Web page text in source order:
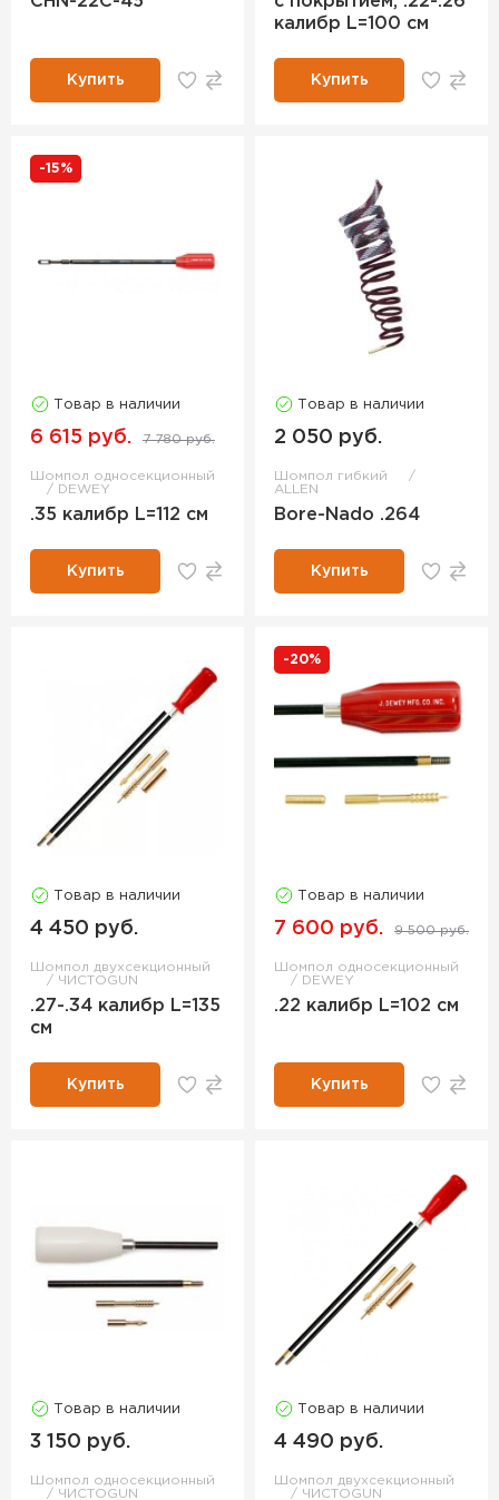
Купить
калибр L=100 см
Купить
-15%
Товар в наличии
6 615 руб. 7 780 руб.
Шомпол односекционный
DEWEY
.35 калибр L=112 см
Купить
Товар в наличии
2 050 руб.
Шомпол гибкий
ALLEN
Bore-Nado .264
Купить
Товар в наличии
4 450 руб.
Шомпол двухсекционный
ЧИСТОGUN
.27-.34 калибр L=135
см
Купить
-20%
Товар в наличии
7 600 руб. 9 500 руб.
Шомпол односекционный
DEWEY
.22 калибр L=102 см
Купить
Товар в наличии
3 150 руб.
Шомпол односекционный
ЧИСТОGUN
Товар в наличии
4 490 руб.
Шомпол двухсекционный
ЧИСТОGUN